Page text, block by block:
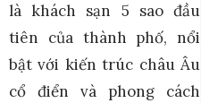
là khách sạn 5 sao đầu
tiên của thành phố, nổi
bật với kiến trúc châu Âu
cổ điển và phong cách